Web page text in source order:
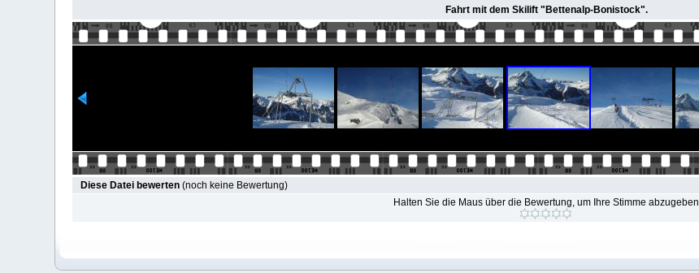
Fahrt mit dem Skilift "Bettenalp-Bonistock".
Diese Datei bewerten(noch keine Bewertung)
Halten Sie die Maus über die Bewertung, um Ihre Stimme abzugeben